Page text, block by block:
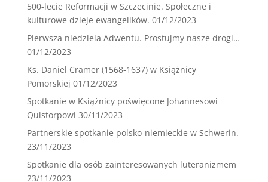
500-lecie Reformacji w Szczecinie. Społeczne i
kulturowe dzieje ewangelików. 01/12/2023
Pierwsza niedziela Adwentu. Prostujmy nasze drogi…
01/12/2023
Ks. Daniel Cramer (1568-1637) w Książnicy
Pomorskiej 01/12/2023
Spotkanie w Książnicy poświęcone Johannesowi
Quistorpowi 30/11/2023
Partnerskie spotkanie polsko-niemieckie w Schwerin.
23/11/2023
Spotkanie dla osób zainteresowanych luteranizmem
23/11/2023